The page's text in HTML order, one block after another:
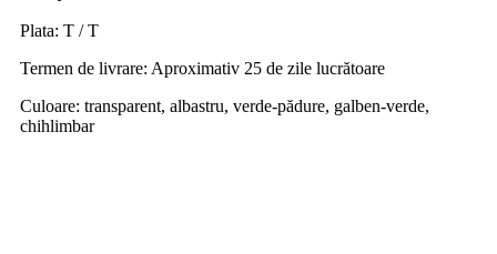
Plata: T / T
Termen de livrare: Aproximativ 25 de zile lucrătoare
Culoare: transparent, albastru, verde-pădure, galben-verde,
chihlimbar